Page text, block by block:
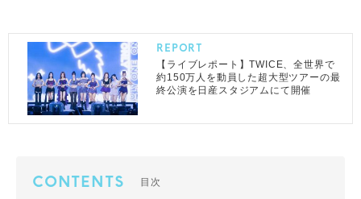
REPORT
【ライブレポート】TWICE、全世界で
約150万人を動員した超大型ツアーの最
終公演を日産スタジアムにて開催
CONTENTS 目次